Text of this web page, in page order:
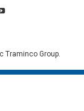
Traminco Group.